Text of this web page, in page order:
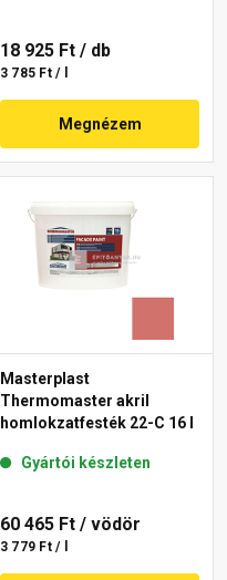
18 925 Ft / db
3 785 Ft / l
Megnézem
Masterplast
Thermomaster akril
homlokzatfesték 22-C 16 l
Gyártói készleten
60 465 Ft / vödör
3 779 Ft / l